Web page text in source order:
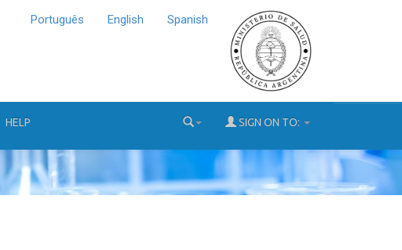
Português English Spanish
HELP SIGN ON TO: